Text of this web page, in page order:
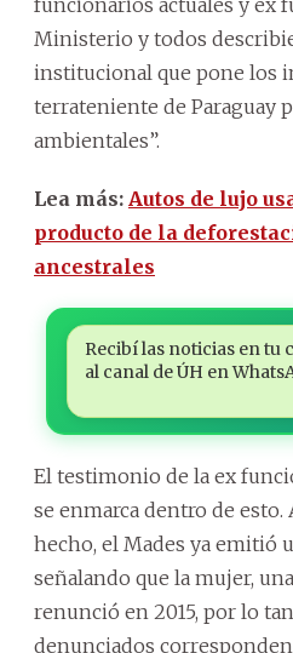
Ministerio y todos
institucional que pone los
terrateniente de Paraguay
ambientales”.
Lea más: Autos de lujo
producto de la
ancestrales
Recibí las noticias en tu
al canal de ÚH en
El testimonio de la ex
se enmarca dentro de
hecho, el Mades ya emitió
señalando que la mujer,
renunció en 2015, por lo
denunciados